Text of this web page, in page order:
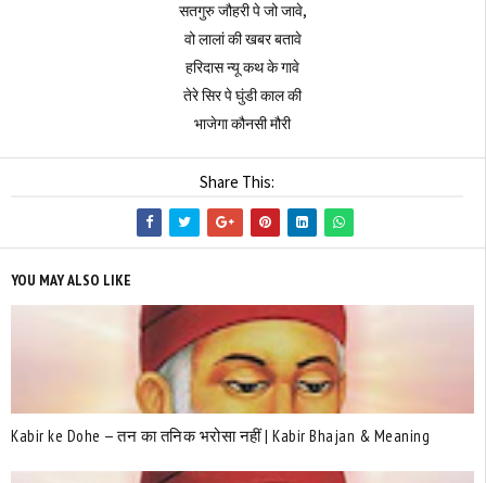
सतगुरु जौहरी पे जो जावे,
वो लालां की खबर बतावे
हरिदास न्यू कथ के गावे
तेरे सिर पे घुंडी काल की
भाजेगा कौनसी मौरी
Share This:
YOU MAY ALSO LIKE
Kabir ke Dohe — तन का तनिक भरोसा नहीं | Kabir Bhajan & Meaning